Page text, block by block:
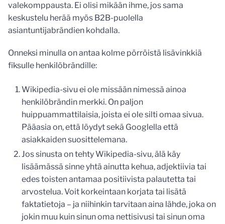
valekomppausta. Ei olisi mikään ihme, jos sama
keskustelu herää myös B2B-puolella
asiantuntijabrändien kohdalla.
Onneksi minulla on antaa kolme pörröistä lisävinkkiä
fiksulle henkilöbrändille:
Wikipedia-sivu ei ole missään nimessä ainoa
henkilöbrändin merkki. On paljon
huippuammattilaisia, joista ei ole silti omaa sivua.
Pääasia on, että löydyt sekä Googlella että
asiakkaiden suosittelemana.
Jos sinusta on tehty Wikipedia-sivu, älä käy
lisäämässä sinne yhtä ainutta kehua, adjektiivia tai
edes toisten antamaa positiivista palautetta tai
arvostelua. Voit korkeintaan korjata tai lisätä
faktatietoja – ja niihinkin tarvitaan aina lähde, joka on
jokin muu kuin sinun oma nettisivusi tai sinun oma